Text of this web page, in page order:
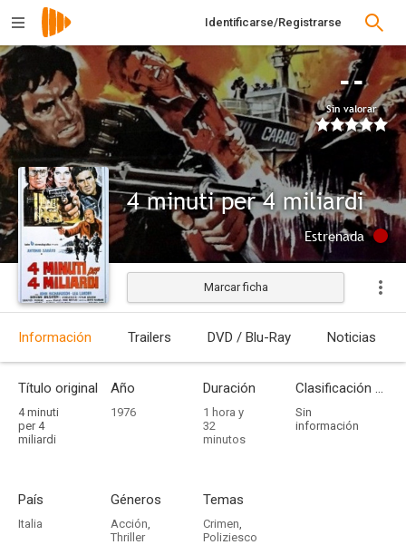
Identificarse/Registrarse
--
Sin valorar
4 minuti per 4 miliardi
Estrenada
Marcar ficha
Información Trailers DVD / Blu-Ray Noticias
Título original
4 minuti
per 4
miliardi
Año
1976
Duración
1 hora y
32
minutos
Clasificación por edades
Sin
información
País
Italia
Géneros
Acción,
Thriller
Temas
Crimen,
Poliziesco